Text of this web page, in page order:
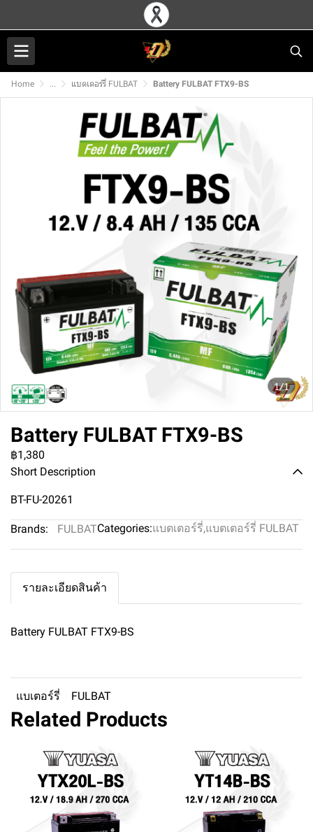
Home ... แบตเตอร์รี่ FULBAT Battery FULBAT FTX9-BS
1/1
Battery FULBAT FTX9-BS
฿1,380
Short Description
BT-FU-20261
Brands: FULBATCategories:แบตเตอร์รี่,แบตเตอร์รี่ FULBAT
รายละเอียดสินค้า
Battery FULBAT FTX9-BS
แบเตอร์รี่ FULBAT
Related Products